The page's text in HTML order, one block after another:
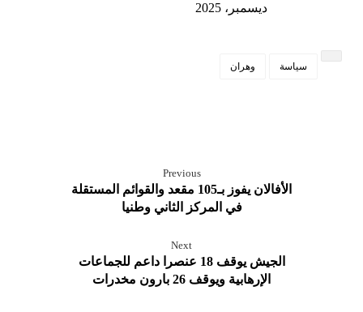
ديسمبر، 2025
سياسة وهران
Previous
الأفالان يفوز بـ105 مقعد والقوائم المستقلة
في المركز الثاني وطنيا
Next
الجيش يوقف 18 عنصرا داعم للجماعات
الإرهابية ويوقف 26 بارون مخدرات